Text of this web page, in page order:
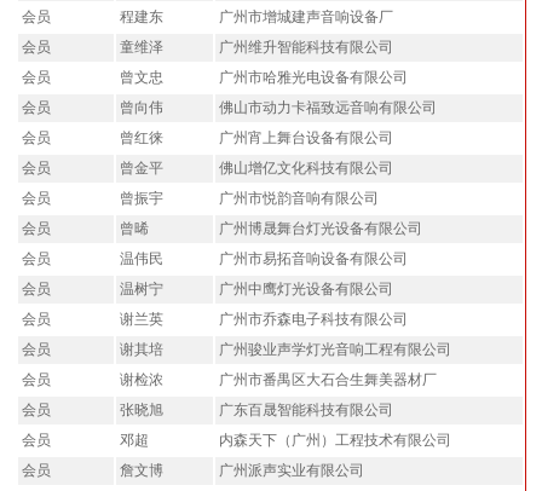
会员
程建东
广州市增城建声音响设备厂
会员
童维泽
广州维升智能科技有限公司
会员
曾文忠
广州市哈雅光电设备有限公司
会员
曾向伟
佛山市动力卡福致远音响有限公司
会员
曾红徕
广州宵上舞台设备有限公司
会员
曾金平
佛山增亿文化科技有限公司
会员
曾振宇
广州市悦韵音响有限公司
会员
曾晞
广州博晟舞台灯光设备有限公司
会员
温伟民
广州市易拓音响设备有限公司
会员
温树宁
广州中鹰灯光设备有限公司
会员
谢兰英
广州市乔森电子科技有限公司
会员
谢其培
广州骏业声学灯光音响工程有限公司
会员
谢检浓
广州市番禺区大石合生舞美器材厂
会员
张晓旭
广东百晟智能科技有限公司
会员
邓超
内森天下（广州）工程技术有限公司
会员
詹文博
广州派声实业有限公司